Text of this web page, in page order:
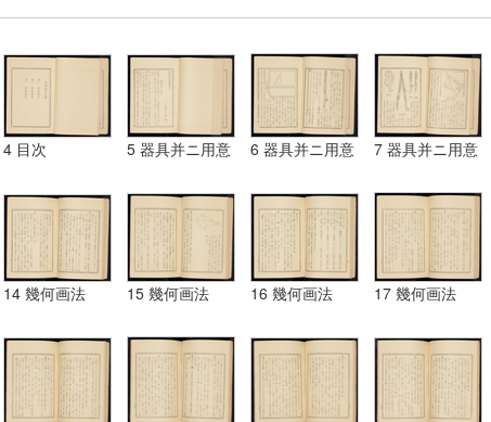
4 目次 5 器具并ニ用意 6 器具并ニ用意 7 器具并ニ用意
14 幾何画法 15 幾何画法 16 幾何画法 17 幾何画法